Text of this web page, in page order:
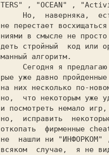
TERS"
, "OCEAN" ,
не перестает
ниями в смысле не
деть стройный  код или
манный алгоритм.
рые уже давно
на них несколько по-
но,  что некоторым уже
и посмотреть немало
но,  исправить
откопать  фирменные
не  нашли ни
"ИНФОРКОМ"
всяком  случае,  я не